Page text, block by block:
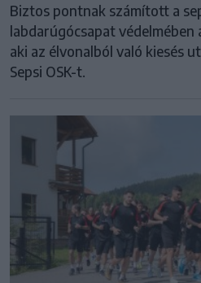
Biztos pontnak számított a
labdarúgócsapat védelmében
aki az élvonalból való kiesés
Sepsi OSK-t.